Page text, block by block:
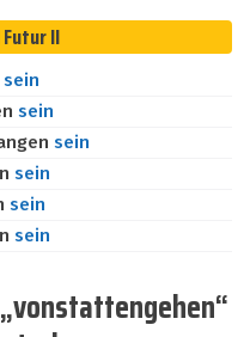
II
sein
sein
sein
sein
sein
sein